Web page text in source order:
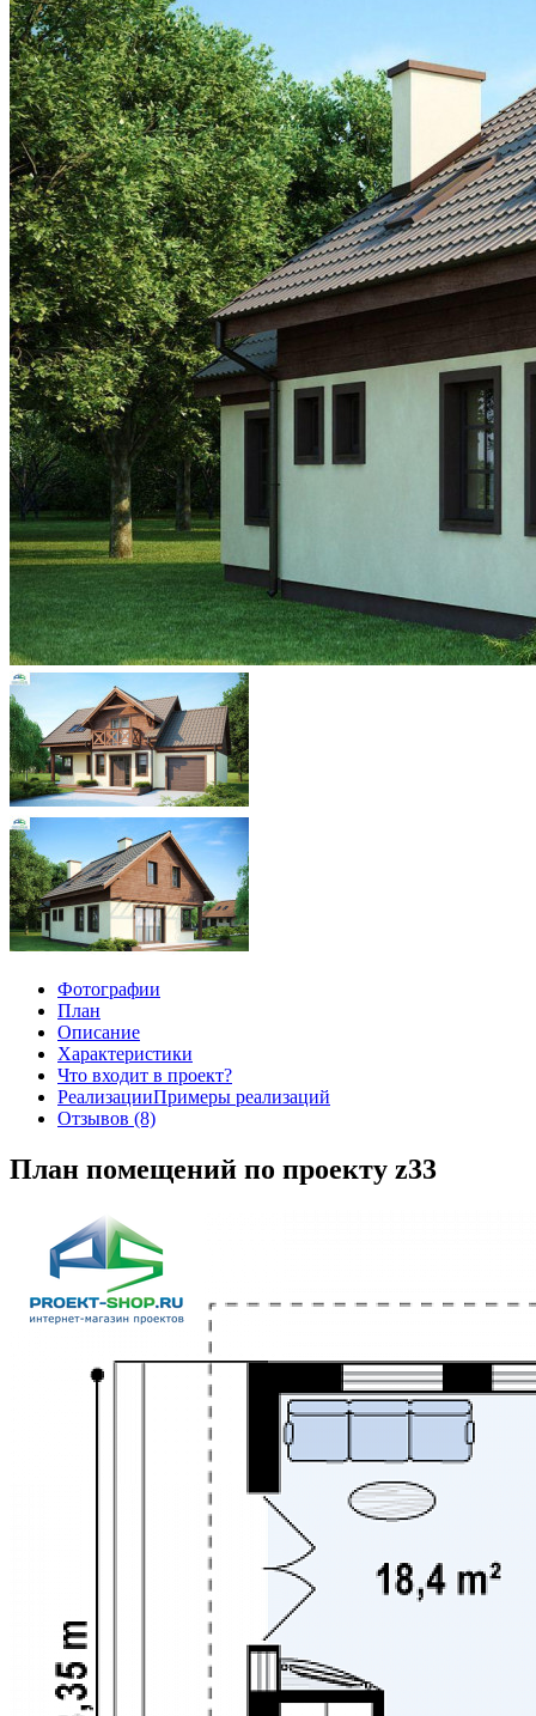
Фотографии
План
Описание
Характеристики
Что входит в проект?
РеализацииПримеры реализаций
Отзывов (8)
План помещений по проекту z33